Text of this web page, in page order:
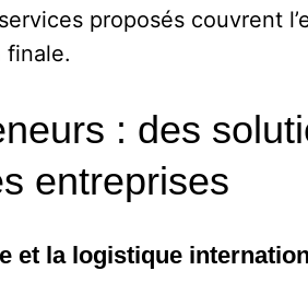
proposés couvrent
finale.
: des
entreprises
et la logistique